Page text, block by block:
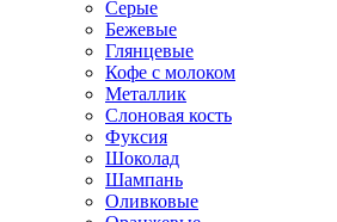
Серые
Бежевые
Глянцевые
Кофе с молоком
Металлик
Слоновая кость
Фуксия
Шоколад
Шампань
Оливковые